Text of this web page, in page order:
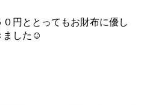
円ととってもお財布に優し
ました☺︎